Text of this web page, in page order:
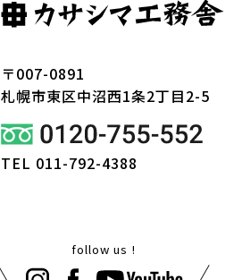
〒007-0891
札幌市東区中沼西1条2丁目2-5
TEL 011-792-4388
follow us !